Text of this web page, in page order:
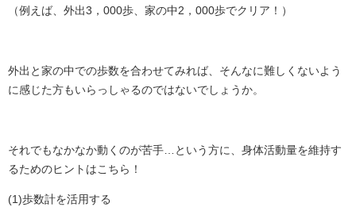
（例えば、外出3，000歩、家の中2，000歩でクリア！）
外出と家の中での歩数を合わせてみれば、そんなに難しくないよう
に感じた方もいらっしゃるのではないでしょうか。
それでもなかなか動くのが苦手…という方に、身体活動量を維持す
るためのヒントはこちら！
(1)歩数計を活用する